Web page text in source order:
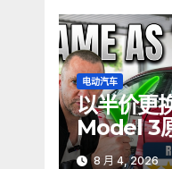
电动汽车
以半价更
Model 3
8 月 4, 2026